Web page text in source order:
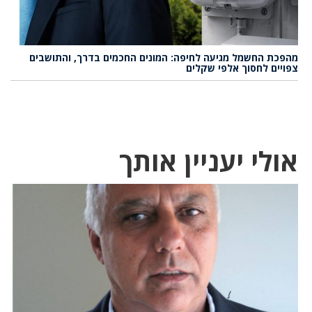
מהפכת החשמל מגיעה לחיפה: המונים החכמים בדרך, והתושבים
צפויים לחסוך אלפי שקלים
אולי יעניין אותך